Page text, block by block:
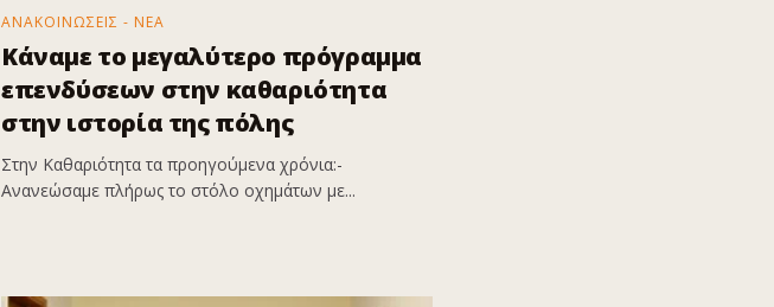
ΑΝΑΚΟΙΝΩΣΕΙΣ - ΝΕΑ
Κάναμε το μεγαλύτερο πρόγραμμα
επενδύσεων στην καθαριότητα
στην ιστορία της πόλης
Στην Καθαριότητα τα προηγούμενα χρόνια:-
Ανανεώσαμε πλήρως το στόλο οχημάτων με...